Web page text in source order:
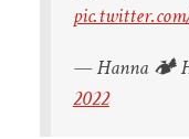
— Hanna 🏕
2022